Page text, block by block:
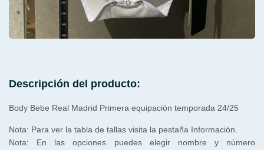
Descripción del producto:
Body Bebe Real Madrid Primera equipación temporada 24/25
Nota: Para ver la tabla de tallas visita la pestaña Información.
Nota: En las opciones puedes elegir nombre y número